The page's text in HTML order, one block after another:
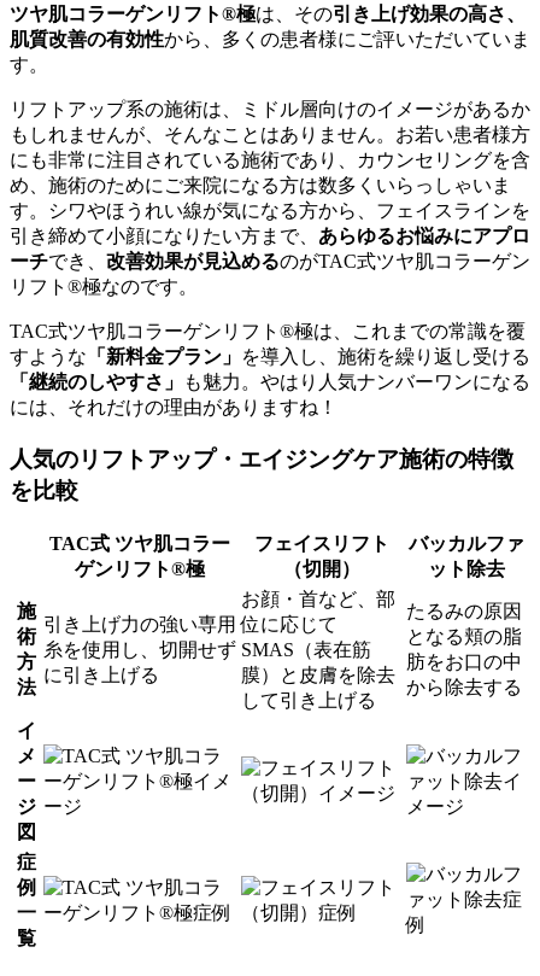
ツヤ肌コラーゲンリフト®極は、その引き上げ効果の高さ、
肌質改善の有効性から、多くの患者様にご評いただいていま
す。
リフトアップ系の施術は、ミドル層向けのイメージがあるか
もしれませんが、そんなことはありません。お若い患者様方
にも非常に注目されている施術であり、カウンセリングを含
め、施術のためにご来院になる方は数多くいらっしゃいま
す。シワやほうれい線が気になる方から、フェイスラインを
引き締めて小顔になりたい方まで、 あらゆるお悩みにアプロ
ーチでき、 改善効果が見込めるのがTAC式ツヤ肌コラーゲン
リフト®極なのです。
TAC式ツヤ肌コラーゲンリフト®極は、これまでの常識を覆
すような 「新料金プラン」 を導入し、施術を繰り返し受ける
「継続のしやすさ」
も魅力。やはり人気ナンバーワンになる
には、それだけの理由がありますね！
人気のリフトアップ・エイジングケア施術の特徴
を比較
TAC式 ツヤ肌コラー
ゲンリフト®極
フェイスリフト
（切開）
バッカルファ
ット除去
施
術
方
法
引き上げ力の強い専用
糸を使用し、切開せず
に引き上げる
お顔・首など、部
位に応じて
SMAS（表在筋
膜）と皮膚を除去
して引き上げる
たるみの原因
となる頬の脂
肪をお口の中
から除去する
イ
メ
ー
ジ
図
症
例
一
覧